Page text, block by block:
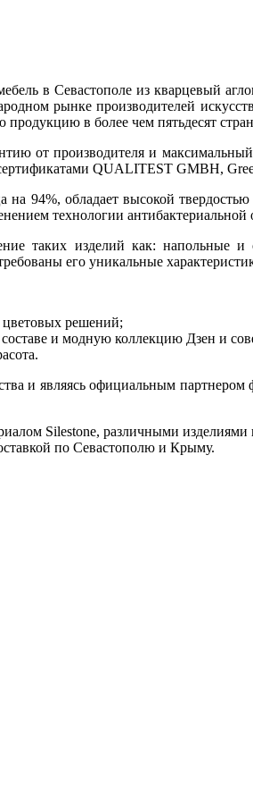
в Севастополе из кварцевый
рынке производителей
в более чем пятьдесят
от производителя и
QUALITEST GMBH,
94%, обладает высокой
технологии
таких изделий как: напольные
его уникальные
цветовых решений;
и модную коллекцию Дзен и
и являясь официальным
Silestone, различными изделиями
по Севастополю и Крыму.